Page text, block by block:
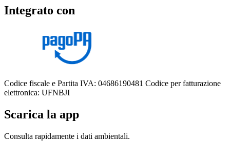
Integrato con
Codice fiscale e Partita IVA: 04686190481 Codice per fatturazione
elettronica: UFNBJI
Scarica la app
Consulta rapidamente i dati ambientali.